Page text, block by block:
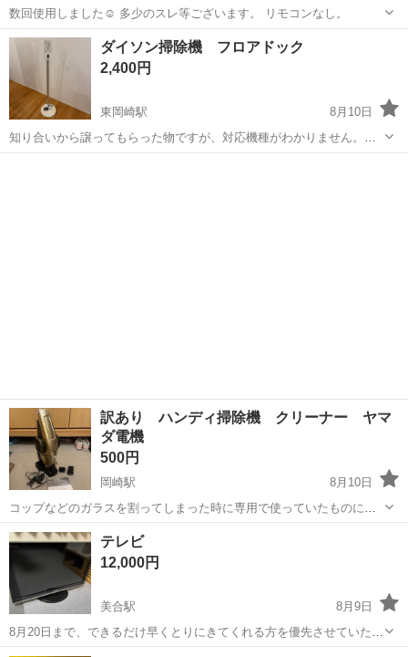
数回使用しました☺︎ 多少のスレ等ございます。 リモコンなし。
愛知 岡崎市 南桜井駅 家電 ダイソン
ダイソン掃除機 フロアドック
2,400円
東岡崎駅
8月10日
知り合いから譲ってもらった物ですが、対応機種がわかりません。当
方の所有しているV11のバッテリーが本体から取り外しができるモデル
訳あり ハンディ掃除機 クリーナー ヤマ
ダ電機
500円
岡崎駅
8月10日
コップなどのガラスを割ってしまった時に専用で使っていたものにな
ります。 そのためお安くお譲りします^_^ ヤマダ電機のハンディーク
リーナー 使用回数は5回以下だと思います。
愛知 岡崎市 岡崎駅
テレビ
12,000円
美合駅
8月9日
8月20日まで、できるだけ早くとりにきてくれる方を優先させていただ
きます。 よろしくおねがいします。